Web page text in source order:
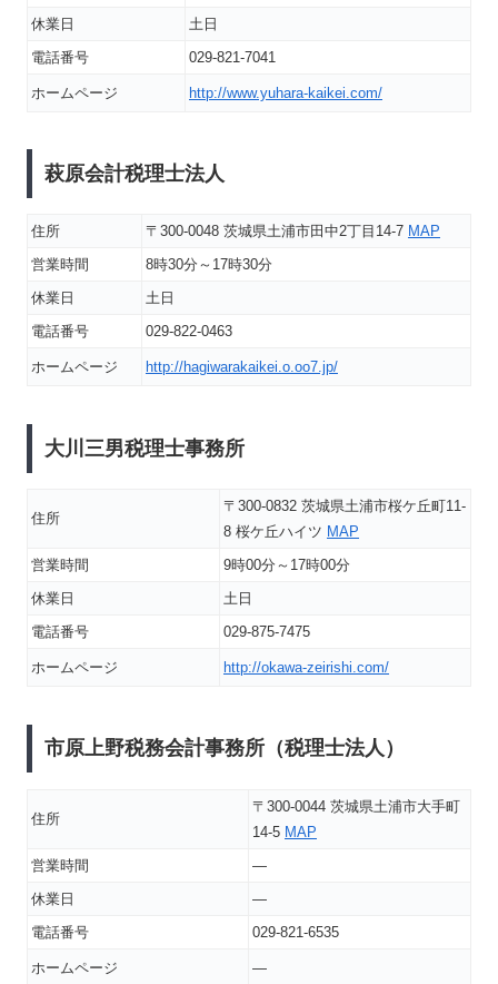
休業日
土日
電話番号
029-821-7041
ホームページ http://www.yuhara-kaikei.com/
萩原会計税理士法人
住所 〒300-0048 茨城県土浦市田中2丁目14-7 MAP
営業時間
8時30分～17時30分
休業日
土日
電話番号
029-822-0463
ホームページ http://hagiwarakaikei.o.oo7.jp/
大川三男税理士事務所
住所
〒300-0832 茨城県土浦市桜ケ丘町11-
8 桜ケ丘ハイツ MAP
営業時間
9時00分～17時00分
休業日
土日
電話番号
029-875-7475
ホームページ http://okawa-zeirishi.com/
市原上野税務会計事務所（税理士法人）
住所
〒300-0044 茨城県土浦市大手町
14-5 MAP
営業時間
―
休業日
―
電話番号
029-821-6535
ホームページ ―